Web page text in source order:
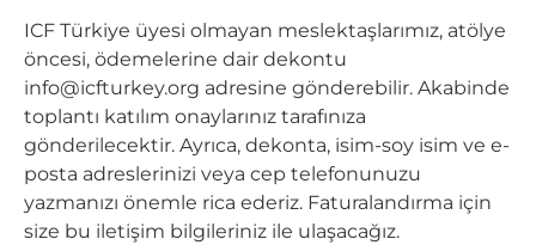
ICF Türkiye üyesi olmayan meslektaşlarımız, atölye
öncesi, ödemelerine dair dekontu
info@icfturkey.org adresine gönderebilir. Akabinde
toplantı katılım onaylarınız tarafınıza
gönderilecektir. Ayrıca, dekonta, isim-soy isim ve e-
posta adreslerinizi veya cep telefonunuzu
yazmanızı önemle rica ederiz. Faturalandırma için
size bu iletişim bilgileriniz ile ulaşacağız.